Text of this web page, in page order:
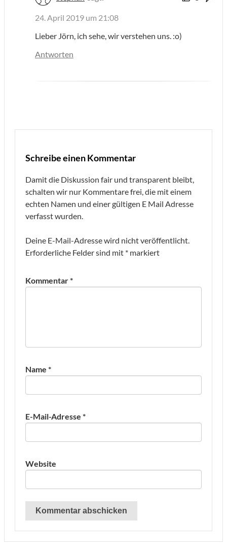
24. April 2019 um 21:08
Lieber Jörn, ich sehe, wir verstehen uns. :o)
Antworten
Schreibe einen Kommentar
Damit die Diskussion fair und transparent bleibt,
schalten wir nur Kommentare frei, die mit einem
echten Namen und einer gültigen E Mail Adresse
verfasst wurden.
Deine E-Mail-Adresse wird nicht veröffentlicht.
Erforderliche Felder sind mit * markiert
Kommentar*
Name *
E-Mail-Adresse *
Website